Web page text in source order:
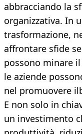
abbracciando la
organizzativa. In
trasformazione,
affrontare sfide
possono minare
le aziende
nel promuovere il
E non solo in
un investimento